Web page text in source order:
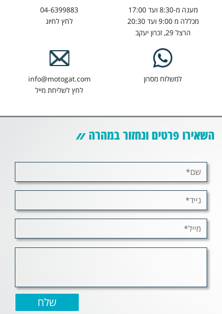
מענה מ-8:30 ועד 17:00
מכללה מ 9:00 ועד 20:30
הרצל 29, זכרון יעקב
04-6399883
לחץ לחיוג
למשלוח מסרון
info@motogat.com
לחץ לשליחת מייל
השאירו פרטים ונחזור במהרה